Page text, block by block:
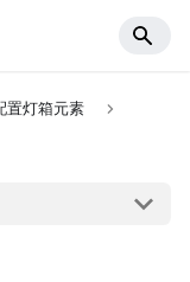
置灯箱元素